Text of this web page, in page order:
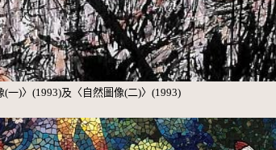
一)〉(1993)及〈自然圖像(二)〉(1993)